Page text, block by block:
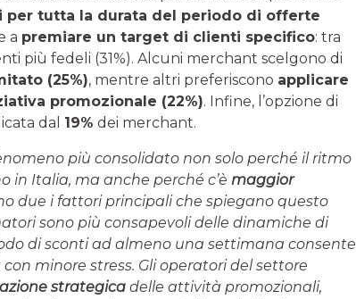
tutta la durata del periodo di offerte
a premiare un target di clienti specifico: tra
più fedeli (31%). Alcuni merchant scelgono di
(25%), mentre altri preferiscono applicare
promozionale (22%). Infine, l’opzione di
dal 19% dei merchant.
più consolidato non solo perché il ritmo
in Italia, ma anche perché c’è maggior
due i fattori principali che spiegano questo
sono più consapevoli delle dinamiche di
di sconti ad almeno una settimana consente
minore stress. Gli operatori del settore
strategica delle attività promozionali,